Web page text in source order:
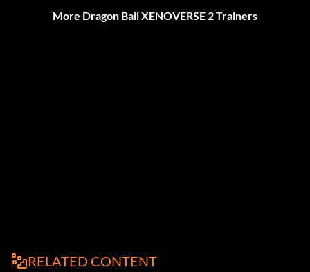
More Dragon Ball XENOVERSE 2 Trainers
RELATED CONTENT